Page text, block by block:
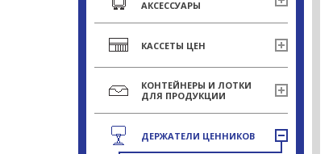
АКСЕССУАРЫ
КАССЕТЫ ЦЕН
КОНТЕЙНЕРЫ И ЛОТКИ
ДЛЯ ПРОДУКЦИИ
ДЕРЖАТЕЛИ ЦЕННИКОВ